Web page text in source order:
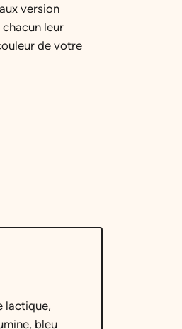
version
leur
de votre
lactique,
bleu